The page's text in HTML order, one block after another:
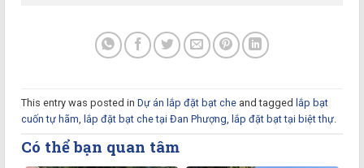
This entry was posted in Dự án lắp đặt bạt che and tagged lắp bạt
cuốn tự hãm lắp đặt bạt che tại Đan Phượng lắp đặt bạt tại biệt thự
Có thể bạn quan tâm